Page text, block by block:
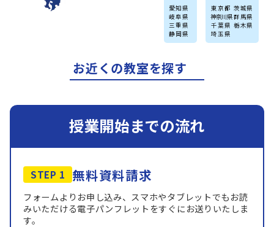
東京都 茨城県
神奈川県群馬県
千葉県 栃木県
埼玉県
愛知県
岐阜県
三重県
静岡県
お近くの教室を探す
授業開始までの流れ
STEP 1 無料資料請求
フォームよりお申し込み、スマホやタブレットでもお読
みいただける電子パンフレットをすぐにお送りいたしま
す。